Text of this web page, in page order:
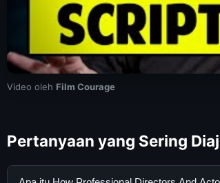
Video oleh Film Courage
Pertanyaan yang Sering